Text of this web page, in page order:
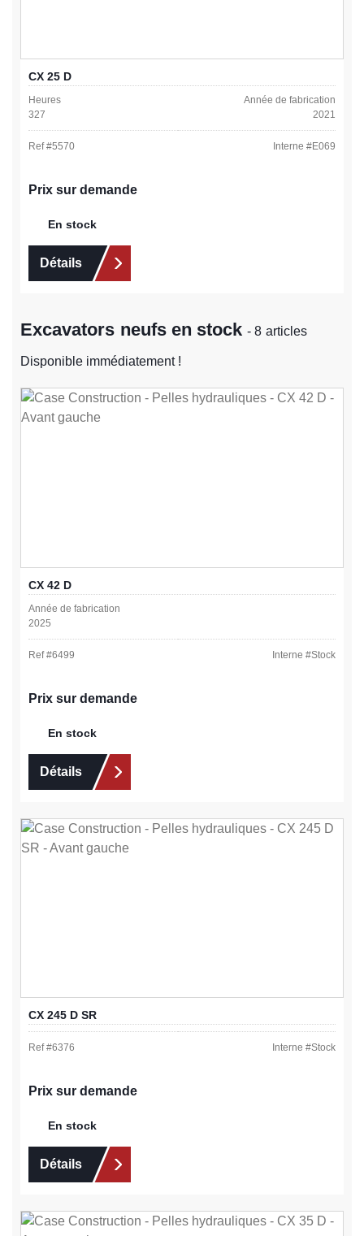
CX 25 D
Heures
327
Année de fabrication
2021
Ref #5570 Interne #E069
Prix sur demande
En stock
Détails
Excavators neufs en stock- 8 articles
Disponible immédiatement !
CX 42 D
Année de fabrication
2025
Ref #6499 Interne #Stock
Prix sur demande
En stock
Détails
CX 245 D SR
Ref #6376 Interne #Stock
Prix sur demande
En stock
Détails